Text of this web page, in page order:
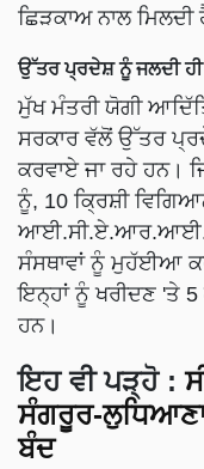
ਛਿੜਕਾਅ ਨਾਲ ਮਿਲਦੀ
ਉੱਤਰ ਪ੍ਰਦੇਸ਼ ਨੂੰ ਜਲਦੀ
ਮੁੱਖ ਮੰਤਰੀ ਯੋਗੀ
ਸਰਕਾਰ ਵੱਲੋਂ ਉੱਤਰ
ਕਰਵਾਏ ਜਾ ਰਹੇ ਹਨ।
ਨੂੰ, 10 ਕ੍ਰਿਸ਼ੀ
ਆਈ.ਸੀ.ਏ.ਆਰ.ਆਈ.
ਸੰਸਥਾਵਾਂ ਨੂੰ ਮੁਹੱਈਆ
ਇਨ੍ਹਾਂ ਨੂੰ ਖਰੀਦਣ 'ਤੇ
ਹਨ।
ਇਹ ਵੀ ਪੜ੍ਹੋ :
ਸੰਗਰੂਰ-
ਬੰਦ